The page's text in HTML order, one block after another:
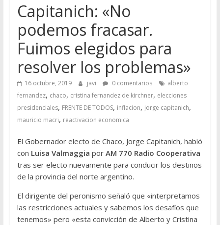
Capitanich: «No
podemos fracasar.
Fuimos elegidos para
resolver los problemas»
16 octubre, 2019 javi 0 comentarios
alberto
fernandez, chaco, cristina fernandez de kirchner, elecciones
presidenciales, FRENTE DE TODOS, inflacion, jorge capitanich,
mauricio macri, reactivacion economica
El Gobernador electo de Chaco, Jorge Capitanich, habló
con Luisa Valmaggia por AM 770 Radio Cooperativa
tras ser electo nuevamente para conducir los destinos
de la provincia del norte argentino.
El dirigente del peronismo señaló que «interpretamos
las restricciones actuales y sabemos los desafíos que
tenemos» pero «esta convicción de Alberto y Cristina